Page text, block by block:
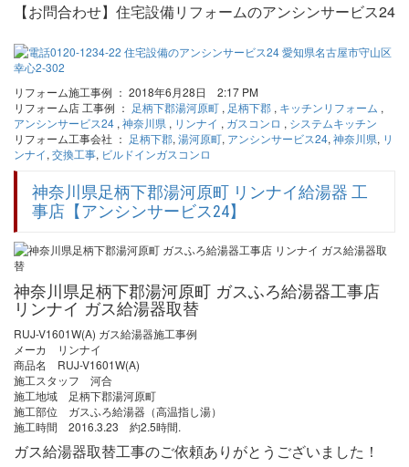
【お問合わせ】住宅設備リフォームのアンシンサービス24
リフォーム施工事例 ： 2018年6月28日 2:17 PM
リフォーム店 工事例 ： 足柄下郡湯河原町 , 足柄下郡 , キッチンリフォーム ,
アンシンサービス24 , 神奈川県 , リンナイ , ガスコンロ , システムキッチン
リフォーム工事会社 ： 足柄下郡, 湯河原町, アンシンサービス24, 神奈川県, リ
ンナイ, 交換工事, ビルドインガスコンロ
神奈川県足柄下郡湯河原町 リンナイ給湯器 工
事店【アンシンサービス24】
神奈川県足柄下郡湯河原町 ガスふろ給湯器工事店
リンナイ ガス給湯器取替
RUJ-V1601W(A) ガス給湯器施工事例
メーカ リンナイ
商品名 RUJ-V1601W(A)
施工スタッフ 河合
施工地域 足柄下郡湯河原町
施工部位 ガスふろ給湯器（高温指し湯）
施工時間 2016.3.23 約2.5時間.
ガス給湯器取替工事のご依頼ありがとうございました！